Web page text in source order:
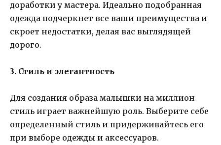
доработки у мастера. Идеально подобранная
одежда подчеркнет все ваши преимущества и
скроет недостатки, делая вас выглядящей
дорого.
3. Стиль и элегантность
Для создания образа малышки на миллион
стиль играет важнейшую роль. Выберите себе
определенный стиль и придерживайтесь его
при выборе одежды и аксессуаров.